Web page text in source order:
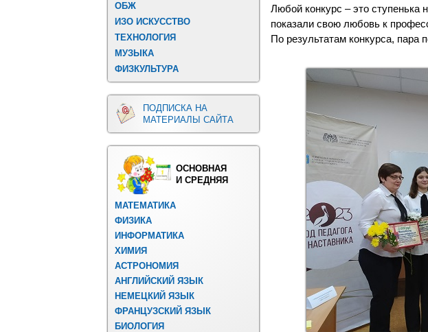
ОБЖ
ИЗО ИСКУССТВО
ТЕХНОЛОГИЯ
МУЗЫКА
ФИЗКУЛЬТУРА
ПОДПИСКА НА
МАТЕРИАЛЫ САЙТА
ОСНОВНАЯ
И СРЕДНЯЯ
МАТЕМАТИКА
ФИЗИКА
ИНФОРМАТИКА
ХИМИЯ
АСТРОНОМИЯ
АНГЛИЙСКИЙ ЯЗЫК
НЕМЕЦКИЙ ЯЗЫК
ФРАНЦУЗСКИЙ ЯЗЫК
БИОЛОГИЯ
Любой конкурс – это ступенька
показали свою любовь к
По результатам конкурса, пара